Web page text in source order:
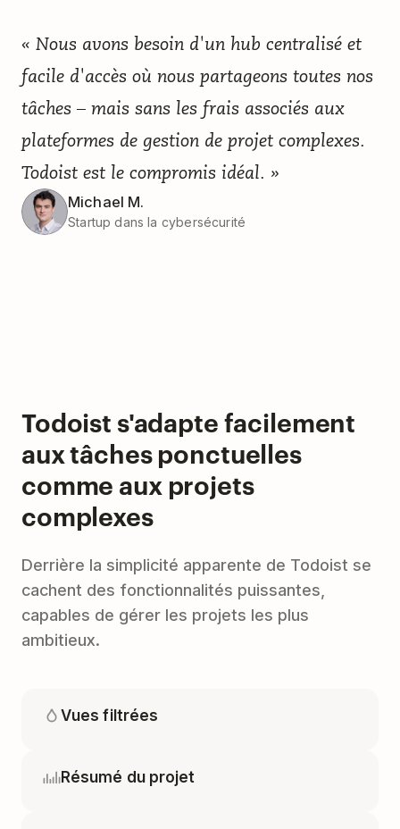
« Nous avons besoin d'un hub centralisé et
facile d'accès où nous partageons toutes nos
tâches – mais sans les frais associés aux
plateformes de gestion de projet complexes.
Todoist est le compromis idéal. »
Michael M.
Startup dans la cybersécurité
Todoist s'adapte facilement
aux tâches ponctuelles
comme aux projets
complexes
Derrière la simplicité apparente de Todoist se
cachent des fonctionnalités puissantes,
capables de gérer les projets les plus
ambitieux.
Vues filtrées
Résumé du projet